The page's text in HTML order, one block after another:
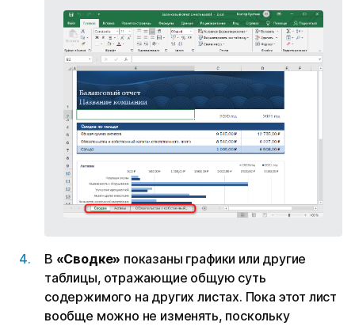
В «Сводке» показаны графики или другие
таблицы, отражающие общую суть
содержимого на других листах. Пока этот лист
вообще можно не изменять, поскольку